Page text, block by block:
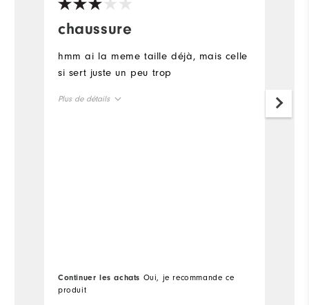
chaussure
hmm ai la meme taille déjà, mais celle
si sert juste un peu trop
Plus de détails
Continuer les achats Oui, je recommande ce
produit